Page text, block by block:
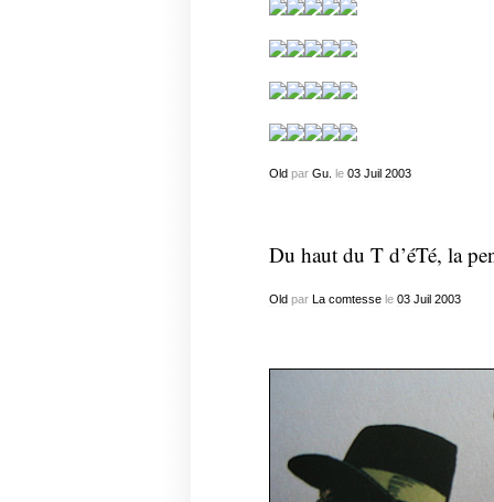
Oldpar Gu. le 03 Juil 2003
Du haut du T d’éTé, la
Oldpar La comtessele 03 Juil 2003